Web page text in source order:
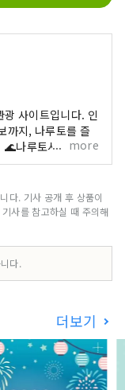
사이트입니다. 인
까지, 나루토를 즐
🌊나루토시는 이런
리 & 아카시 해협
세계 3대 조류라고
롯해 아와 오도리,
more
다. 기사 공개 후 상품이
사를 참고하실 때 주의해
다.
더보기